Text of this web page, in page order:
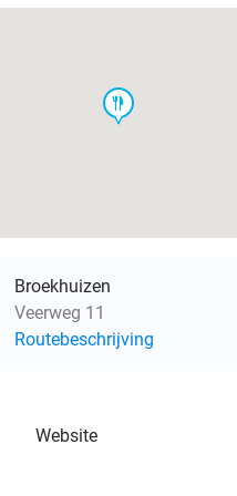
food
Broekhuizen
Veerweg 11
Routebeschrijving
Website